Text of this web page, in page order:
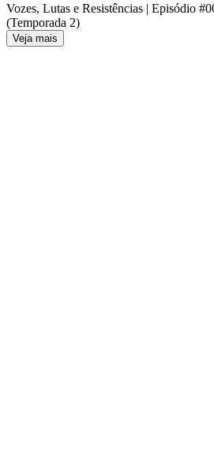
Vozes, Lutas e Resistências | Episódio
(Temporada 2)
Veja mais